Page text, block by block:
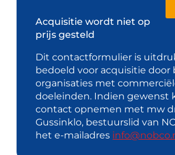
Acquisitie wordt niet op
prijs gesteld
Dit contactformulier is
bedoeld voor acquisitie door
organisaties met
doeleinden. Indien gewenst
contact opnemen met mw
Gussinklo, bestuurslid van
het e-mailadres